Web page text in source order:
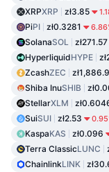
XRPXRP zł3.85
PiPI zł0.3281
SolanaSOL zł271.57
HyperliquidHYPE
ZcashZEC
Shiba InuSHIB
StellarXLM
SuiSUI zł2.53
KaspaKAS zł0.096
Terra ClassicLUNC
ChainlinkLINK